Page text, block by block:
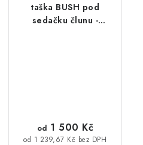
taška BUSH pod
sedačku člunu -
od 1 239,67 Kč bez DPH
od 1 500 Kč